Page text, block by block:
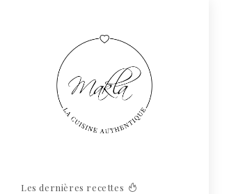
Les dernières recettes